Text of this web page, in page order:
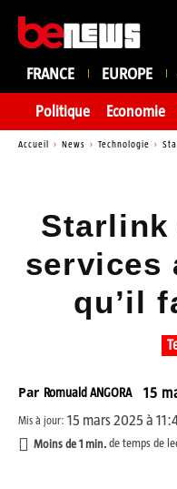
FRANCE EUROPE
Politique Economie
Accueil News Technologie
Starlink
services
qu’il
Par Romuald ANGORA 15
Mis à jour: 15 mars 2025 à
Moins de 1 min. de temps de